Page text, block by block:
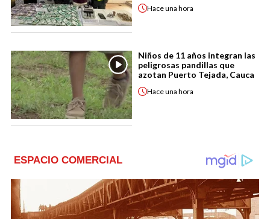
Haceuna hora
Niños de 11 años integran las
peligrosas pandillas que
azotan Puerto Tejada, Cauca
Haceuna hora